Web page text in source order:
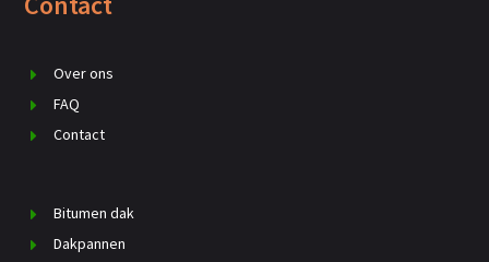
Over ons
FAQ
Contact
Bitumen dak
Dakpannen